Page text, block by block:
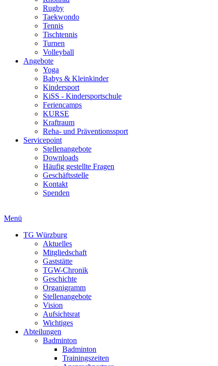
Rugby
Taekwondo
Tennis
Tischtennis
Turnen
Volleyball
Angebote
Yoga
Babys & Kleinkinder
Kindersport
KiSS - Kindersportschule
Feriencamps
KURSE
Kraftraum
Reha- und Präventionssport
Servicepoint
Stellenangebote
Downloads
Häufig gestellte Fragen
Geschäftsstelle
Kontakt
Spenden
Menü
TG Würzburg
Aktuelles
Mitgliedschaft
Gaststätte
TGW-Chronik
Geschichte
Organigramm
Stellenangebote
Vision
Aufsichtsrat
Wichtiges
Abteilungen
Badminton
Badminton
Trainingszeiten